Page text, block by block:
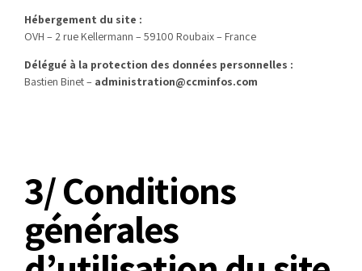
Hébergement du site :
OVH – 2 rue Kellermann – 59100 Roubaix – France
Délégué à la protection des données personnelles :
Bastien Binet – administration@ccminfos.com
3/ Conditions
générales